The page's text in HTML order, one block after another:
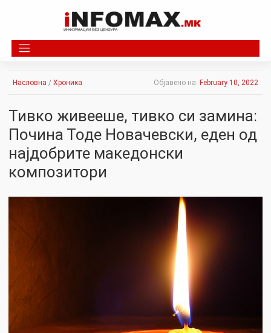
Насловна / Хроника Објавено на: February 10, 2022
Тивко живееше, тивко си замина:
Почина Тоде Новачевски, еден од
најдобрите македонски
композитори